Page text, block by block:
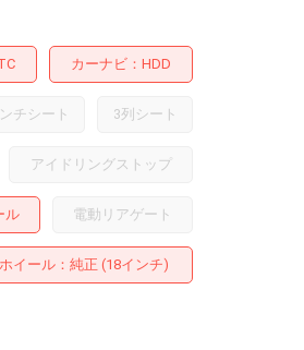
カーナビ HDD
チシート 3列シート
アイドリングストップ
ル 電動リアゲート
イール ：純正 (18インチ)